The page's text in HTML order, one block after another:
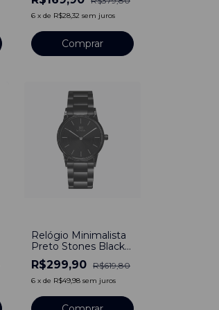
6 x de R$28,32 sem juros
Relógio Minimalista
Preto Stones Black
Aço Inoxidável
banhado a titânio
R$299,90 R$619,80
6 x de R$49,98 sem juros